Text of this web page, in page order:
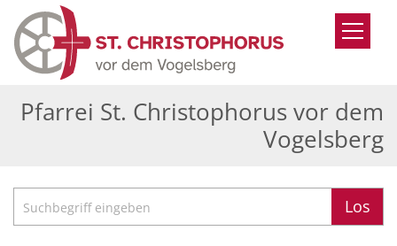
Zum Inhalt springen
Pfarrei St. Christophorus vor dem
Vogelsberg
Suche Los